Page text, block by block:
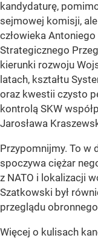
kandydaturę,
sejmowej komisji,
człowieka
Strategicznego
kierunki rozwoju
latach, kształtu
oraz kwestii czysto
kontrolą SKW
Jarosława
Przypomnijmy. To w
spoczywa ciężar
z NATO i lokalizacji
Szatkowski był
przeglądu
Więcej o kulisach